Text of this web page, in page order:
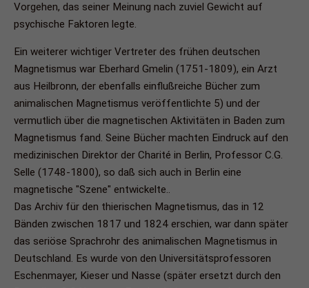
Vorgehen, das seiner Meinung nach zuviel Gewicht auf
psychische Faktoren legte.
Ein weiterer wichtiger Vertreter des frühen deutschen
Magnetismus war Eberhard Gmelin (1751-1809), ein Arzt
aus Heilbronn, der ebenfalls einflußreiche Bücher zum
animalischen Magnetismus veröffentlichte 5) und der
vermutlich über die magnetischen Aktivitäten in Baden zum
Magnetismus fand. Seine Bücher machten Eindruck auf den
medizinischen Direktor der Charité in Berlin, Professor C.G.
Selle (1748-1800), so daß sich auch in Berlin eine
magnetische "Szene" entwickelte..
Das Archiv für den thierischen Magnetismus, das in 12
Bänden zwischen 1817 und 1824 erschien, war dann später
das seriöse Sprachrohr des animalischen Magnetismus in
Deutschland. Es wurde von den Universitätsprofessoren
Eschenmayer, Kieser und Nasse (später ersetzt durch den